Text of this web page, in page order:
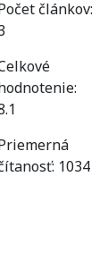
článkov:
1034